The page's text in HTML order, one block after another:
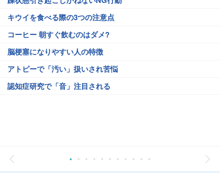
キウイを食べる際の3つの注意点
コーヒー 朝すぐ飲むのはダメ?
脳梗塞になりやすい人の特徴
アトピーで「汚い」扱いされ苦悩
認知症研究で「音」注目される